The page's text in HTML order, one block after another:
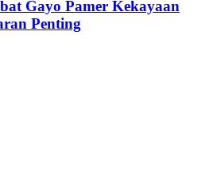
Gayo Pamer Kekayaan
Penting